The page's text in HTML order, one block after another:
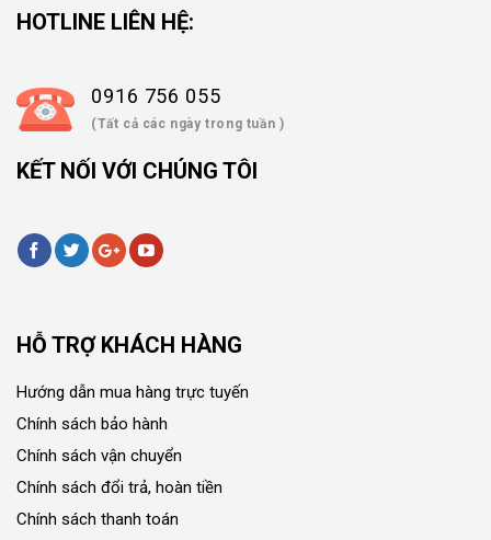
HOTLINE LIÊN HỆ:
0916 756 055
(Tất cả các ngày trong tuần )
KẾT NỐI VỚI CHÚNG TÔI
HỖ TRỢ KHÁCH HÀNG
Hướng dẫn mua hàng trực tuyến
Chính sách bảo hành
Chính sách vận chuyển
Chính sách đổi trả, hoàn tiền
Chính sách thanh toán